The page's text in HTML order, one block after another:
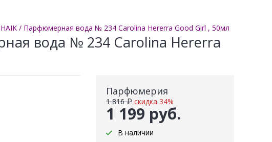
/ Парфюмерная вода № 234 Carolina Hererra Good Girl , 50мл
вода № 234 Carolina Hererra
Парфюмерия
1 199 руб.
1 816 ₽ скидка 34%
В наличии